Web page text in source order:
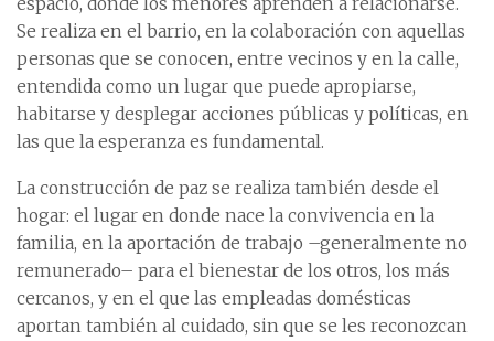
Se realiza en el barrio, en la colaboración con aquellas
personas que se conocen, entre vecinos y en la calle,
entendida como un lugar que puede apropiarse,
habitarse y desplegar acciones públicas y políticas, en
las que la esperanza es fundamental.
La construcción de paz se realiza también desde el
hogar: el lugar en donde nace la convivencia en la
familia, en la aportación de trabajo –generalmente no
remunerado– para el bienestar de los otros, los más
cercanos, y en el que las empleadas domésticas
aportan también al cuidado, sin que se les reconozcan